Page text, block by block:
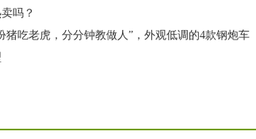
吗？
猪吃老虎，分分钟教做人”，外观低调的4款钢炮车